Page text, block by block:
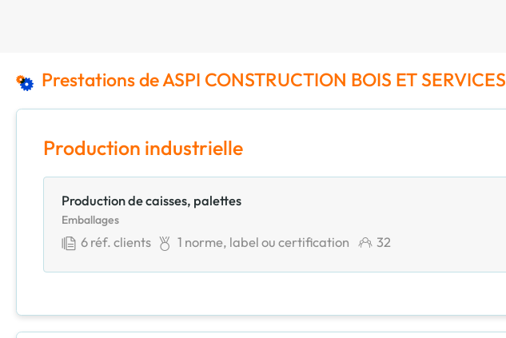
Prestations de ASPI CONSTRUCTION BOIS ET SERVICES
Production industrielle
Production de caisses, palettes
Emballages
6réf. clients 1 norme, label ou certification 32